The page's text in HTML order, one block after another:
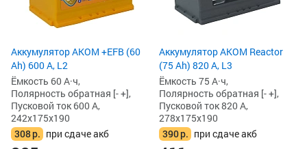
Аккумулятор AKOM +EFB (60
Ah) 600 А, L2
Ёмкость 60 А·ч,
Полярность обратная [- +],
Пусковой ток 600 А,
242x175x190
308р. при сдаче акб
Аккумулятор AKOM Reactor
(75 Ah) 820 А, L3
Ёмкость 75 А·ч,
Полярность обратная [- +],
Пусковой ток 820 А,
278x175x190
390р. при сдаче акб